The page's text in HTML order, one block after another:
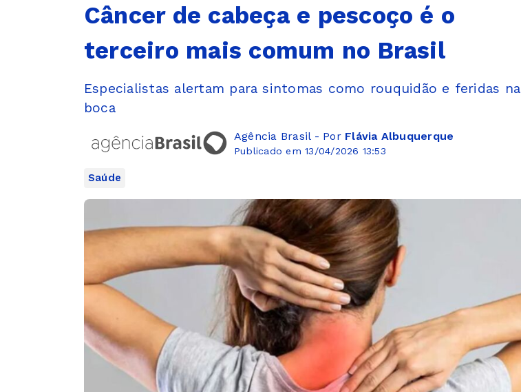
Câncer de cabeça e pescoço é o
terceiro mais comum no Brasil
Especialistas alertam para sintomas como rouquidão e feridas na
boca
Agência Brasil - Por Flávia Albuquerque
Publicado em 13/04/2026 13:53
Saúde